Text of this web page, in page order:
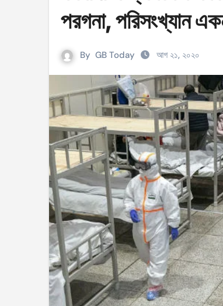
সহিংসতার ঘটনায় ঝিনাইগাতীর
টেংরাটিলা গ্যাসক্ষেত্রে বিস্ফোরণ:
শিক্ষকদের বাড়তি বেতন সুবিধার নতুন
আইসিসি নারী টি–টুয়েন্টি বিশ্বকাপের
মণিপুরে কুকি এবং নাগা জনগোষ্ঠীর
বেবিচক ভাগ করে রেগুলেটর ও
ইরানের বিরুদ্ধে আকাশসীমা ব্যবহার
পশ্চিমবঙ্গে ভোটের আগে সংখ্যালঘু
‘হ্যাঁ’ জিতলে খুলবে সংস্কারের পথ,
পরগনা, পরিসংখ্যান
By GB Today আগ ২১, ২০২০